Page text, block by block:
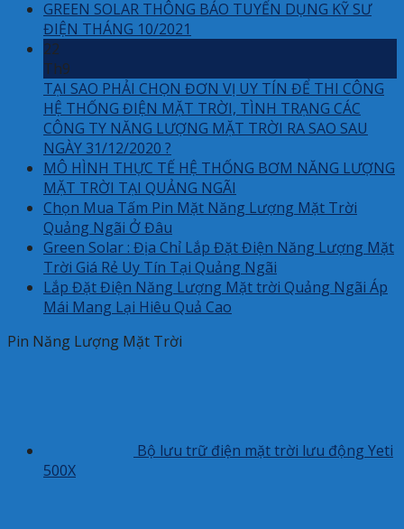
GREEN SOLAR THÔNG BÁO TUYỂN DỤNG KỸ SƯ
ĐIỆN THÁNG 10/2021
22
Th9
TẠI SAO PHẢI CHỌN ĐƠN VỊ UY TÍN ĐỂ THI CÔNG
HỆ THỐNG ĐIỆN MẶT TRỜI, TÌNH TRẠNG CÁC
CÔNG TY NĂNG LƯỢNG MẶT TRỜI RA SAO SAU
NGÀY 31/12/2020 ?
MÔ HÌNH THỰC TẾ HỆ THỐNG BƠM NĂNG LƯỢNG
MẶT TRỜI TẠI QUẢNG NGÃI
Chọn Mua Tấm Pin Mặt Năng Lượng Mặt Trời
Quảng Ngãi Ở Đâu
Green Solar : Địa Chỉ Lắp Đặt Điện Năng Lượng Mặt
Trời Giá Rẻ Uy Tín Tại Quảng Ngãi
Lắp Đặt Điện Năng Lượng Mặt trời Quảng Ngãi Áp
Mái Mang Lại Hiêu Quả Cao
Pin Năng Lượng Mặt Trời
Bộ lưu trữ điện mặt trời lưu động Yeti
500X